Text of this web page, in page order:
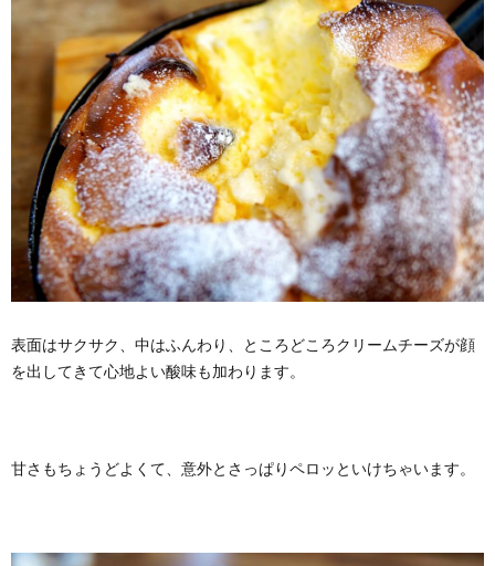
表面はサクサク、中はふんわり、ところどころクリームチーズが顔
を出してきて心地よい酸味も加わります。
甘さもちょうどよくて、意外とさっぱりペロッといけちゃいます。